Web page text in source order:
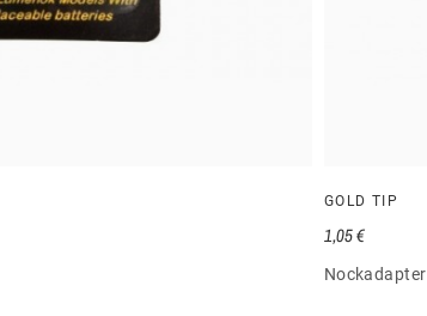
GOLD TIP
Nockadapter
1,05 €